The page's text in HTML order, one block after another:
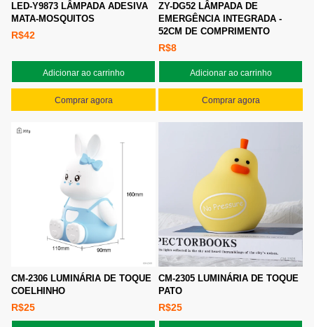
LED-Y9873 LÂMPADA ADESIVA
MATA-MOSQUITOS
R$42
Adicionar ao carrinho
Comprar agora
ZY-DG52 LÂMPADA DE
EMERGÊNCIA INTEGRADA -
52CM DE COMPRIMENTO
R$8
Adicionar ao carrinho
Comprar agora
CM-2306 LUMINÁRIA DE TOQUE
COELHINHO
R$25
CM-2305 LUMINÁRIA DE TOQUE
PATO
R$25